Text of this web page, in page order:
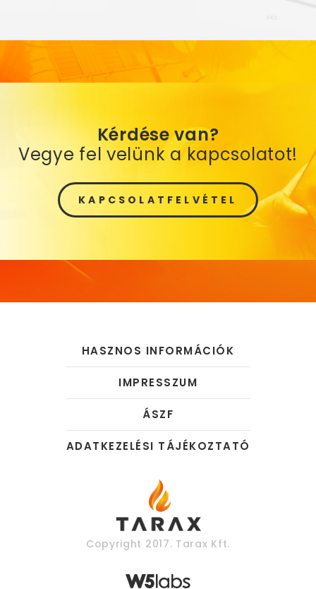
Kérdése van?
Vegye fel velünk a kapcsolatot!
KAPCSOLATFELVÉTEL
Copyright 2017. Tarax Kft.
HASZNOS INFORMÁCIÓK
IMPRESSZUM
ÁSZF
ADATKEZELÉSI TÁJÉKOZTATÓ
W5Labs